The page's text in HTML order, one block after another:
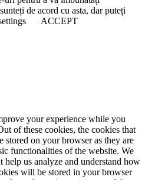
de acord cu asta, dar puteți
ACCEPT
your experience while you
of these cookies, the cookies that
stored on your browser as they are
functionalities of the website. We
help us analyze and understand how
will be stored in your browser